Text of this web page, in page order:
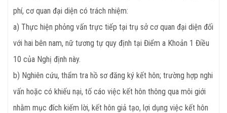
phí, cơ quan đại diện có trách nhiệm:
a) Thực hiện phỏng vấn trực tiếp tại trụ sở cơ quan đại diện đối
với hai bên nam, nữ tương tự quy định tại Điểm a Khoản 1 Điều
10 của Nghị định này.
b) Nghiên cứu, thẩm tra hồ sơ đăng ký kết hôn; trường hợp nghi
vấn hoặc có khiếu nại, tố cáo việc kết hôn thông qua môi giới
nhằm mục đích kiếm lời, kết hôn giả tạo, lợi dụng việc kết hôn